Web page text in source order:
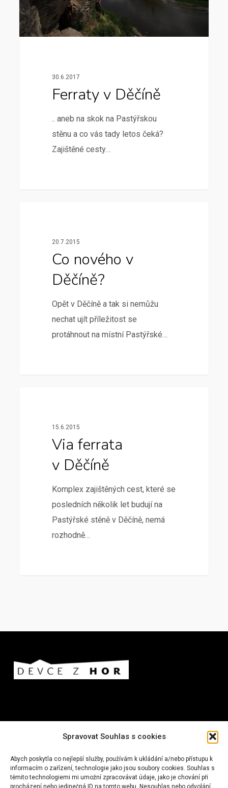
Spravovat Souhlas s cookies
Abych poskytla co nejlepší služby, používám k ukládání a/nebo přístupu k
informacím o zařízení, technologie jako jsou soubory cookies. Souhlas s
těmito technologiemi mi umožní zpracovávat údaje, jako je chování při
procházení nebo jedinečná ID na tomto webu. Nesouhlas nebo odvolání
30.6.2017
Ferraty v Děčíně
.. aneb na skok na Pastýřskou
stěnu a co vás tady letos čeká?
Zajištěné cesty…
20.7.2015
Co nového v
Děčíně?
Opět v Děčíně a tak si nemůžu
nechat ujít příležitost se
protáhnout na místní Pastýřské…
15.6.2015
Via ferrata
v Děčíně
Komplex zajištěných cest, které se
posledních několik let budují na
Pastýřské stěně v Děčíně, nemá
rozhodně…
Nejnovější příspěvky z blogu:
Na rakouské farmě s dětmi I vlakem